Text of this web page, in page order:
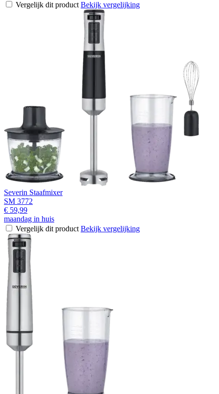
Vergelijk dit product Bekijk vergelijking
Severin Staafmixer
SM 3772
€ 59,99
maandag in huis
Vergelijk dit product Bekijk vergelijking